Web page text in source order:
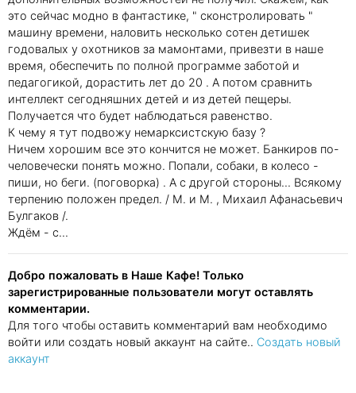
это сейчас модно в фантастике, " сконстролировать "
машину времени, наловить несколько сотен детишек
годовалых у охотников за мамонтами, привезти в наше
время, обеспечить по полной программе заботой и
педагогикой, дорастить лет до 20 . А потом сравнить
интеллект сегодняшних детей и из детей пещеры.
Получается что будет наблюдаться равенство.
К чему я тут подвожу немарксистскую базу ?
Ничем хорошим все это кончится не может. Банкиров по-
человечески понять можно. Попали, собаки, в колесо -
пиши, но беги. (поговорка) . А с другой стороны... Всякому
терпению положен предел. / М. и М. , Михаил Афанасьевич
Булгаков /.
Ждём - с...
Добро пожаловать в Наше Кафе! Только
зарегистрированные пользователи могут оставлять
комментарии.
Для того чтобы оставить комментарий вам необходимо
войти или создать новый аккаунт на сайте.. Создать новый
аккаунт